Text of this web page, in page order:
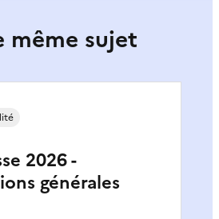
même sujet
2026 -
générales